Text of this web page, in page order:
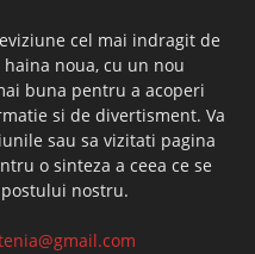
cel mai indragit de
noua, cu un nou
buna pentru a acoperi
si de divertisment. Va
sau sa vizitati pagina
o sinteza a ceea ce se
nostru.